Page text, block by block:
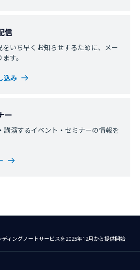
信
をいち早くお知らせするために、メー
す。
込み
ー
講演するイベント・セミナーの情報を
ィングノートサービスを2025年12月から提供開始